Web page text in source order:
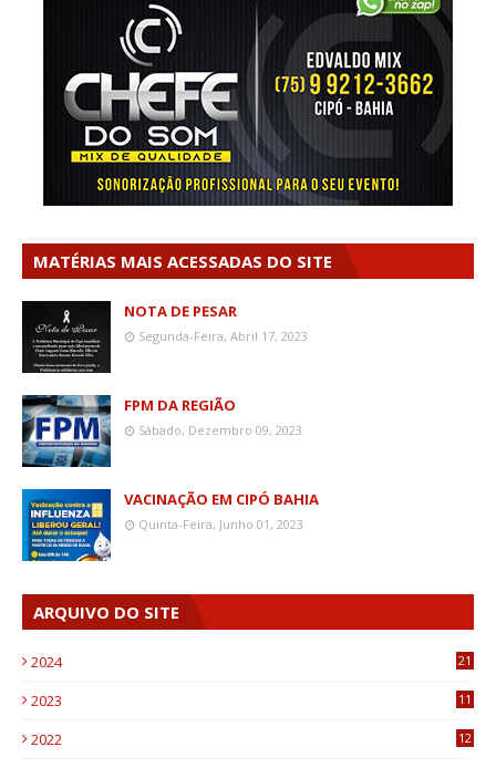
MATÉRIAS MAIS ACESSADAS DO SITE
NOTA DE PESAR
Segunda-Feira, Abril 17, 2023
FPM DA REGIÃO
Sábado, Dezembro 09, 2023
VACINAÇÃO EM CIPÓ BAHIA
Quinta-Feira, Junho 01, 2023
ARQUIVO DO SITE
2024 21
2023
11
2022
12